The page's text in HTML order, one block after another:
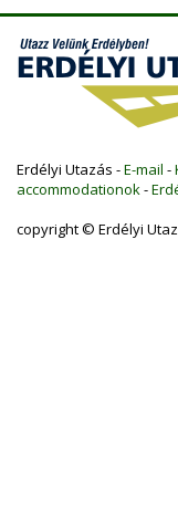
Erdélyi Utazás -E-mail -
accommodationok-
copyright © Erdélyi